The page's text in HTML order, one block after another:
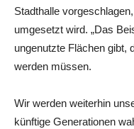
Stadthalle
umgesetzt wird. „Das
ungenutzte Flächen gibt,
werden müssen.
Wir werden weiterhin
künftige Generationen